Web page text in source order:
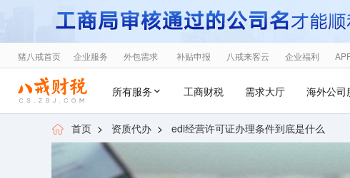
猪八戒首页 企业服务 外包需求 补贴申报 八戒来客云 企业福利
所有服务 工商财税 需求大厅 海外公司
首页 > 资质代办 > edi经营许可证办理条件到底是什么